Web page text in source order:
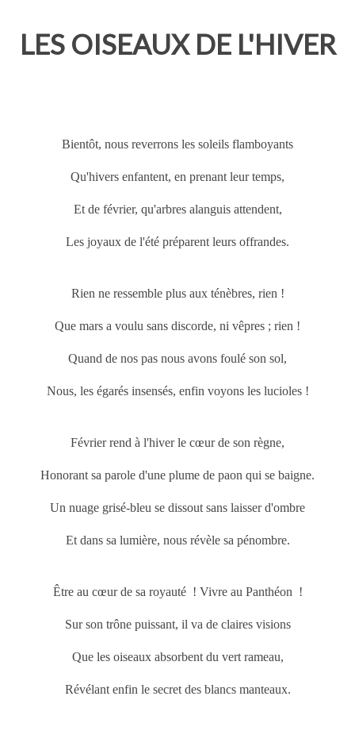
LES OISEAUX DE L'HIVER
Bientôt, nous reverrons les soleils flamboyants
Qu'hivers enfantent, en prenant leur temps,
Et de février, qu'arbres alanguis attendent,
Les joyaux de l'été préparent leurs offrandes.
Rien ne ressemble plus aux ténèbres, rien !
Que mars a voulu sans discorde, ni vêpres ; rien !
Quand de nos pas nous avons foulé son sol,
Nous, les égarés insensés, enfin voyons les lucioles !
Février rend à l'hiver le cœur de son règne,
Honorant sa parole d'une plume de paon qui se baigne.
Un nuage grisé-bleu se dissout sans laisser d'ombre
Et dans sa lumière, nous révèle sa pénombre.
Être au cœur de sa royauté ! Vivre au Panthéon !
Sur son trône puissant, il va de claires visions
Que les oiseaux absorbent du vert rameau,
Révélant enfin le secret des blancs manteaux.